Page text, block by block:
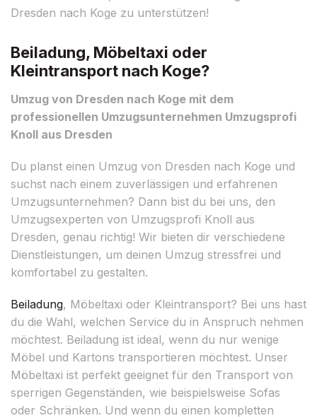
Dresden nach Koge zu unterstützen!
Beiladung, Möbeltaxi oder
Kleintransport nach Koge?
Umzug von Dresden nach Koge mit dem
professionellen Umzugsunternehmen Umzugsprofi
Knoll aus Dresden
Du planst einen Umzug von Dresden nach Koge und
suchst nach einem zuverlässigen und erfahrenen
Umzugsunternehmen? Dann bist du bei uns, den
Umzugsexperten von Umzugsprofi Knoll aus
Dresden, genau richtig! Wir bieten dir verschiedene
Dienstleistungen, um deinen Umzug stressfrei und
komfortabel zu gestalten.
Beiladung, Möbeltaxi oder Kleintransport? Bei uns hast
du die Wahl, welchen Service du in Anspruch nehmen
möchtest. Beiladung ist ideal, wenn du nur wenige
Möbel und Kartons transportieren möchtest. Unser
Möbeltaxi ist perfekt geeignet für den Transport von
sperrigen Gegenständen, wie beispielsweise Sofas
oder Schränken. Und wenn du einen kompletten